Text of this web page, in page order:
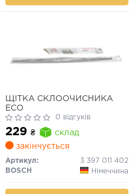
ЩІТКА СКЛООЧИСНИКА
ECO
0 відгуків
229 ₴
склад
закінчується
Артикул:
3 397 011 402
BOSCH
Німеччина